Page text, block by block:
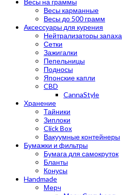
Весы карманные
Весы до 500 грамм
Аксессуары для курения
Нейтрализаторы запаха
Сетки
Зажигалки
Пепельницы
Подносы
Японские капли
CBD
CannaStyle
Хранение
Тайники
Зиплоки
Click Box
Вакуумные контейнеры
Бумажки и фильтры
Бумага для самокруток
Бланты
Конусы
Handmade
Мерч